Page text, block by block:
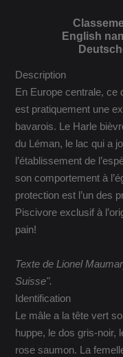
English
Description
En Europe centrale, ce
est pratiquement une
bavarois. Le Harle
du Léman, le lac qui a
l’établissement de
son comportement à
protection est l’un des
Piscivore exclusif à
pain!
Texte de Lionel
Suisse".
Identification
Le mâle a la tête vert
huppe, le dos gris-noir,
rose saumon. La